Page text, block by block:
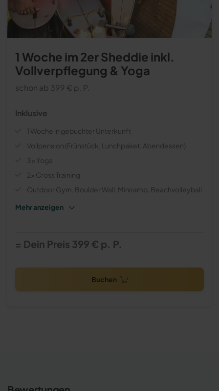
1 Woche im 2er Sheddie inkl.
Vollverpflegung & Yoga
schon ab 399 € p. P.
Inklusive
1 Woche in gebuchter Unterkunft
Vollpension (Frühstück, Lunchpaket, Abendessen)
3x Yoga
2x Cross Training
Outdoor Gym, Boulder Wall, Miniramp, Beachvolleyball
Long- & Skateboard Verleih
= Dein Preis 399 € p. P.
Buchen